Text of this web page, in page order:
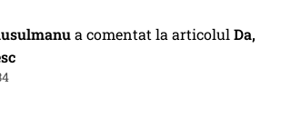
a comentat la articolulDa,